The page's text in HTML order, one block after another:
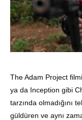
The Adam Project
ya da Inception gibi
tarzında olmadığını
güldüren ve aynı